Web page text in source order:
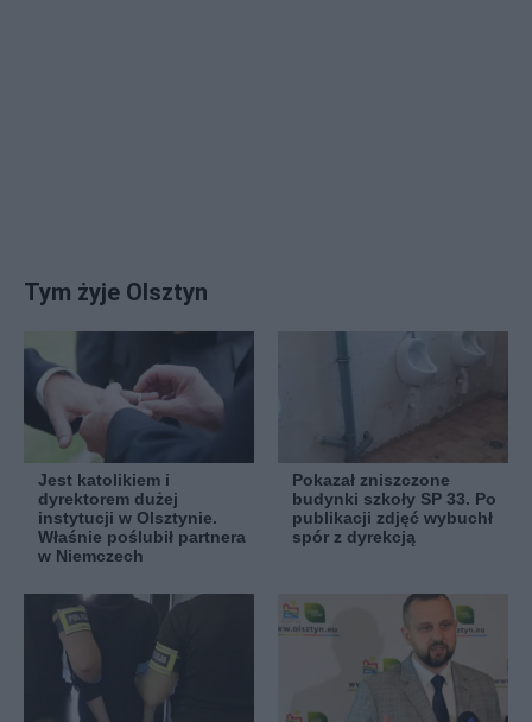
Tym żyje Olsztyn
Jest katolikiem i
dyrektorem dużej
instytucji w Olsztynie.
Właśnie poślubił partnera
w Niemczech
Pokazał zniszczone
budynki szkoły SP 33. Po
publikacji zdjęć wybuchł
spór z dyrekcją